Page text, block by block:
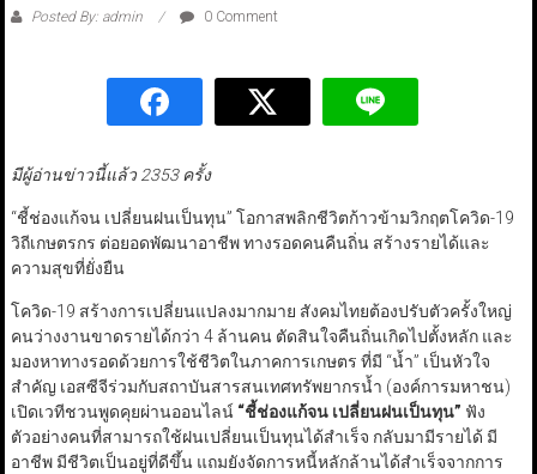
Posted By: admin 0 Comment
มีผู้อ่านข่าวนี้แล้ว 2353 ครั้ง
“ชี้ช่องแก้จน เปลี่ยนฝนเป็นทุน” โอกาสพลิกชีวิตก้าวข้ามวิกฤตโควิด-19
วิถีเกษตรกร ต่อยอดพัฒนาอาชีพ ทางรอดคนคืนถิ่น สร้างรายได้และ
ความสุขที่ยั่งยืน
โควิด-19 สร้างการเปลี่ยนแปลงมากมาย สังคมไทยต้องปรับตัวครั้งใหญ่
คนว่างงานขาดรายได้กว่า 4 ล้านคน ตัดสินใจคืนถิ่นเกิดไปตั้งหลัก และ
มองหาทางรอดด้วยการใช้ชีวิตในภาคการเกษตร ที่มี “น้ำ” เป็นหัวใจ
สำคัญ เอสซีจีร่วมกับสถาบันสารสนเทศทรัพยากรน้ำ (องค์การมหาชน)
เปิดเวทีชวนพูดคุยผ่านออนไลน์ “ชี้ช่องแก้จน เปลี่ยนฝนเป็นทุน” ฟัง
ตัวอย่างคนที่สามารถใช้ฝนเปลี่ยนเป็นทุนได้สำเร็จ กลับมามีรายได้ มี
อาชีพ มีชีวิตเป็นอยู่ที่ดีขึ้น แถมยังจัดการหนี้หลักล้านได้สำเร็จจากการ